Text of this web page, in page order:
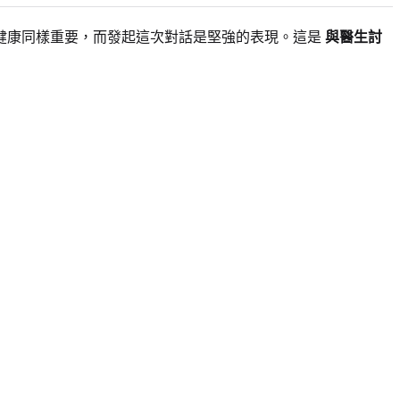
同樣重要，而發起這次對話是堅強的表現。這是 與醫生討